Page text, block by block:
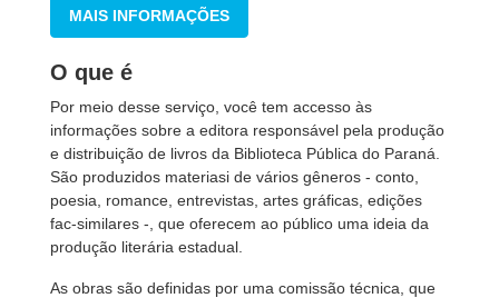
MAIS INFORMAÇÕES
O que é
Por meio desse serviço, você tem accesso às
informações sobre a editora responsável pela produção
e distribuição de livros da Biblioteca Pública do Paraná.
São produzidos materiasi de vários gêneros - conto,
poesia, romance, entrevistas, artes gráficas, edições
fac-similares -, que oferecem ao público uma ideia da
produção literária estadual.
As obras são definidas por uma comissão técnica, que